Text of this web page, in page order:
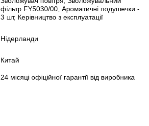
фільтр FY5030/00, Ароматичні подушечки -
3 шт, Керівництво з експлуатації
Нідерланди
Китай
24 місяці офіційної гарантії від виробника